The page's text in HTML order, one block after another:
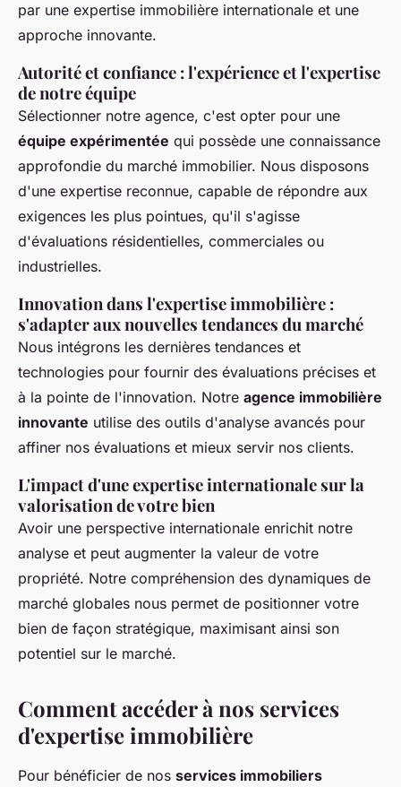
par une expertise immobilière internationale et une
approche innovante.
Autorité et confiance : l'expérience et l'expertise
de notre équipe
Sélectionner notre agence, c'est opter pour une
équipe expérimentée qui possède une connaissance
approfondie du marché immobilier. Nous disposons
d'une expertise reconnue, capable de répondre aux
exigences les plus pointues, qu'il s'agisse
d'évaluations résidentielles, commerciales ou
industrielles.
Innovation dans l'expertise immobilière :
s'adapter aux nouvelles tendances du marché
Nous intégrons les dernières tendances et
technologies pour fournir des évaluations précises et
à la pointe de l'innovation. Notre agence immobilière
innovante utilise des outils d'analyse avancés pour
affiner nos évaluations et mieux servir nos clients.
L'impact d'une expertise internationale sur la
valorisation de votre bien
Avoir une perspective internationale enrichit notre
analyse et peut augmenter la valeur de votre
propriété. Notre compréhension des dynamiques de
marché globales nous permet de positionner votre
bien de façon stratégique, maximisant ainsi son
potentiel sur le marché.
Comment accéder à nos services
d'expertise immobilière
Pour bénéficier de nos services immobiliers